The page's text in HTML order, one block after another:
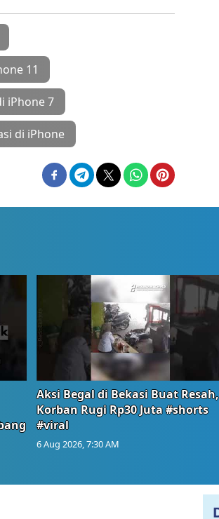
11
iPhone 7
di iPhone
Aksi Begal di Bekasi Buat Resah,
Korban Rugi Rp30 Juta #shorts
#viral
6 Aug 2026, 7:30 AM